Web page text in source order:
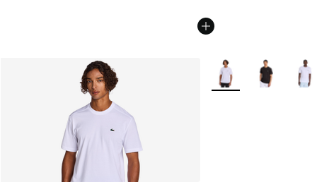
Plus de couleurs